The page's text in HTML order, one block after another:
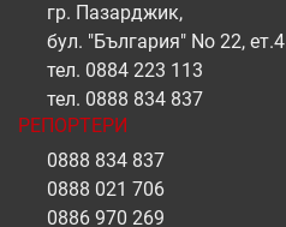
гр. Пазарджик,
бул. "България" No 22, ет.4
тел. 0884 223 113
тел. 0888 834 837
РЕПОРТЕРИ
0888 834 837
0888 021 706
0886 970 269